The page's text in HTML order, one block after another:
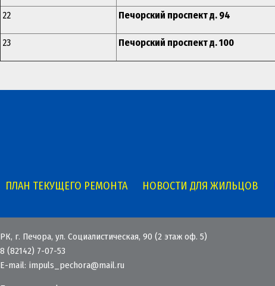
22 Печорский проспект д. 94
23 Печорский проспект д. 100
ПЛАН ТЕКУЩЕГО РЕМОНТА НОВОСТИ ДЛЯ ЖИЛЬЦОВ
РК, г. Печора, ул. Социалистическая, 90 (2 этаж оф. 5)
8 (82142) 7-07-53
E-mail: impuls_pechora@mail.ru